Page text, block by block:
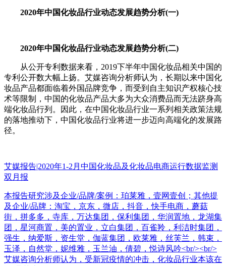
2020年中国化妆品行业动态发展趋势分析(一)
2020年中国化妆品行业动态发展趋势分析(二)
从公开专利数据来看，2019下半年中国化妆品相关中国的
专利公开数大幅上扬。艾媒咨询分析师认为，长期以来中国化
妆品产品都面临着外国品牌竞争，而受到自主知识产权核心技
术等限制，中国的化妆品产品大多为大众消费品而无法跻身高
端化妆品行列。因此，在中国化妆品行业一系列相关政策法规
的落地推动下，中国化妆品行业将进一步迈向高端化的发展路
径。
艾媒报告|2020年1-2月中国化妆品及化妆品电商运行数据监测
双月报
本报告研究涉及企业/品牌/案例：珀莱雅，壹网壹创；其他提
及企业/品牌：淘宝，京东，微店，抖音，快手电商，蘑菇
街，拼多多，寺库，万达集团，保利集团，华润置地，龙湖集
团，星河商置，美的置业，立白集团，百雀羚，利洁时集团，
强生，纳爱斯，资生堂，伽蓝集团，欧莱雅，丝芙兰，韩束，
玉泽，自然堂，妮维雅，玉兰油，倩碧，悦诗风吟<br/><br/>
艾媒咨询分析师认为，受新冠疫情的冲击，化妆品行业本该在